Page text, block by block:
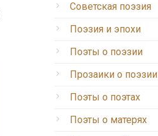
Советская поэзия
Поэзия и эпохи
Поэты о поэзии
Прозаики о поэзии
Поэты о поэтах
Поэты о матерях